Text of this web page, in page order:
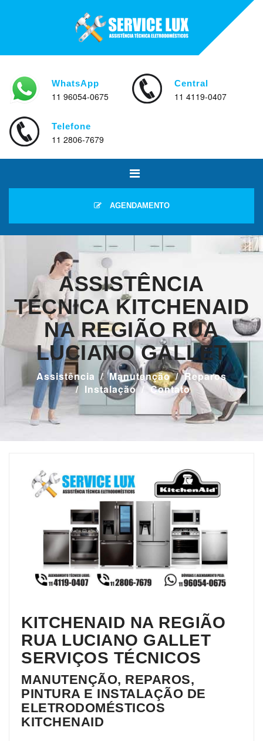
WhatsApp
11 96054-0675
Central
11 4119-0407
Telefone
11 2806-7679
AGENDAMENTO
ASSISTÊNCIA
TÉCNICA KITCHENAID
NA REGIÃO RUA
LUCIANO GALLET
Assistência Manutenção
Reparos
Instalação
Contato
KITCHENAID NA REGIÃO
RUA LUCIANO GALLET
SERVIÇOS TÉCNICOS
MANUTENÇÃO, REPAROS,
PINTURA E INSTALAÇÃO DE
ELETRODOMÉSTICOS
KITCHENAID